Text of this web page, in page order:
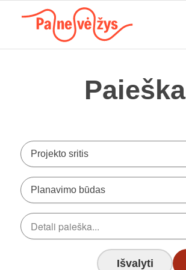
Paieška
Projekto sritis
Planavimo būdas
Išvalyti